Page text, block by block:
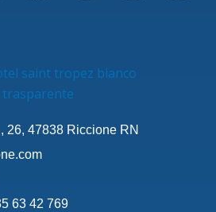
26, 47838 Riccione RN
63 42 769